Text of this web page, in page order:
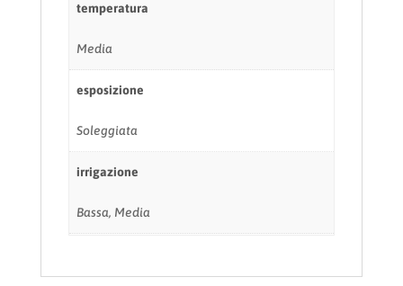
temperatura
Media
esposizione
Soleggiata
irrigazione
Bassa, Media